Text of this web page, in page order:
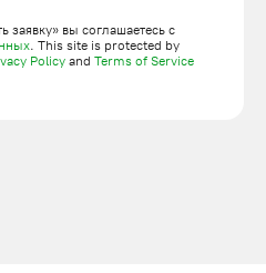
заявку» вы соглашаетесь с
. This site is protected by
Policy and Terms of Service